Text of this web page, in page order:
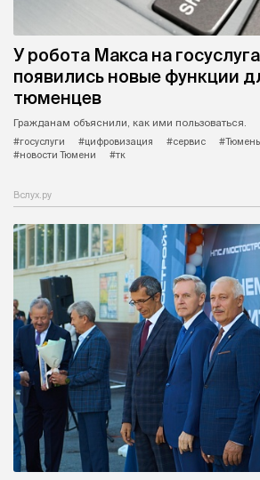
У робота Макса на
появились новые функции
тюменцев
Гражданам объяснили, как ими пользоваться.
#госуслуги
#цифровизация #сервис #Тюмень
#новости Тюмени
#тк
Вслух.ру